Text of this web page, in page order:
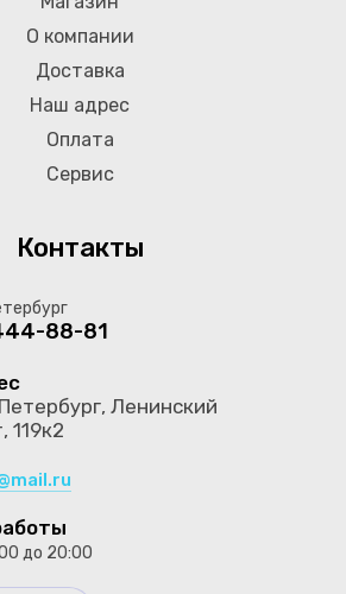
О компании
Доставка
Наш адрес
Оплата
Сервис
Контакты
88-81
Ленинский
119к2
до 20:00